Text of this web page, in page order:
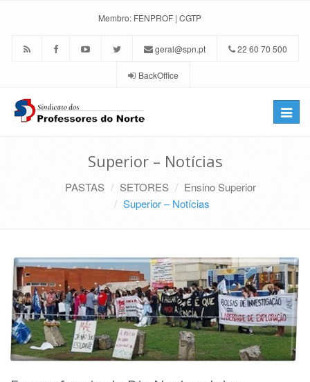
Membro: FENPROF | CGTP
geral@spn.pt 22 60 70 500
BackOffice
Toggle
Superior – Notícias
PASTAS SETORES
Ensino Superior
Superior – Notícias